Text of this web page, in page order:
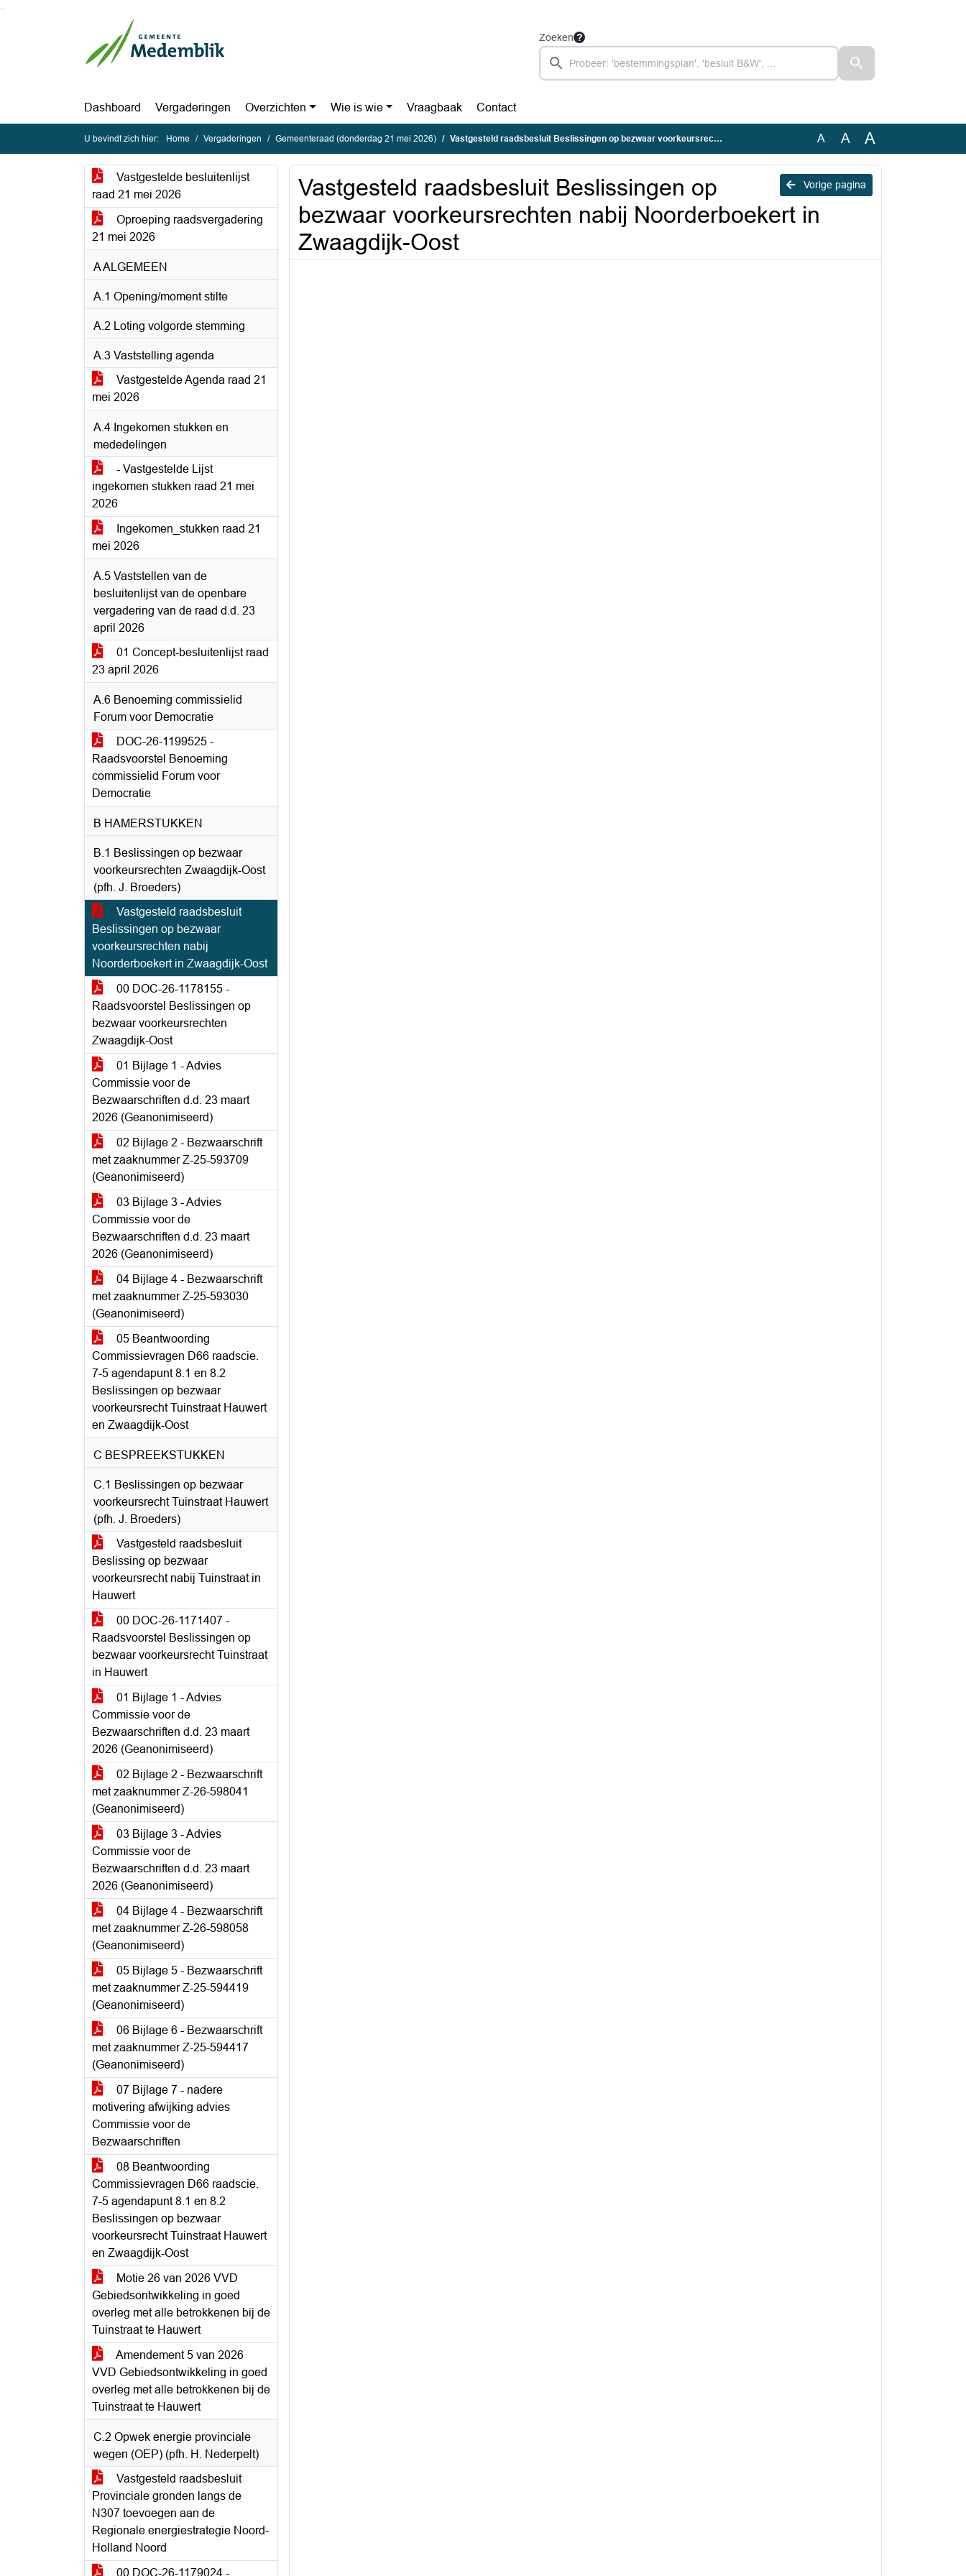
Ga naar de inhoud van deze pagina
Zoeken
Dashboard Vergaderingen Overzichten Wie is wie Vraagbaak Contact
U bevindt zich hier: Home Vergaderingen Gemeenteraad (donderdag 21 mei 2026) Vastgesteld raadsbesluit Beslissingen op bezwaar voorkeursrechten nabij Noorderboekert in Zwaagdijk-Oost A A A
Vastgestelde besluitenlijst
raad 21 mei 2026
Oproeping raadsvergadering
21 mei 2026
A ALGEMEEN
A.1 Opening/moment stilte
A.2 Loting volgorde stemming
A.3 Vaststelling agenda
Vastgestelde Agenda raad 21
mei 2026
A.4 Ingekomen stukken en
mededelingen
- Vastgestelde Lijst
ingekomen stukken raad 21 mei
2026
Ingekomen_stukken raad 21
mei 2026
A.5 Vaststellen van de
besluitenlijst van de openbare
vergadering van de raad d.d. 23
april 2026
01 Concept-besluitenlijst raad
23 april 2026
A.6 Benoeming commissielid
Forum voor Democratie
DOC-26-1199525 -
Raadsvoorstel Benoeming
commissielid Forum voor
Democratie
B HAMERSTUKKEN
B.1 Beslissingen op bezwaar
voorkeursrechten Zwaagdijk-Oost
(pfh. J. Broeders)
Vastgesteld raadsbesluit
Beslissingen op bezwaar
voorkeursrechten nabij
Noorderboekert in Zwaagdijk-Oost
00 DOC-26-1178155 -
Raadsvoorstel Beslissingen op
bezwaar voorkeursrechten
Zwaagdijk-Oost
01 Bijlage 1 - Advies
Commissie voor de
Bezwaarschriften d.d. 23 maart
2026 (Geanonimiseerd)
02 Bijlage 2 - Bezwaarschrift
met zaaknummer Z-25-593709
(Geanonimiseerd)
03 Bijlage 3 - Advies
Commissie voor de
Bezwaarschriften d.d. 23 maart
2026 (Geanonimiseerd)
04 Bijlage 4 - Bezwaarschrift
met zaaknummer Z-25-593030
(Geanonimiseerd)
05 Beantwoording
Commissievragen D66 raadscie.
7-5 agendapunt 8.1 en 8.2
Beslissingen op bezwaar
voorkeursrecht Tuinstraat Hauwert
en Zwaagdijk-Oost
C BESPREEKSTUKKEN
C.1 Beslissingen op bezwaar
voorkeursrecht Tuinstraat Hauwert
(pfh. J. Broeders)
Vastgesteld raadsbesluit
Beslissing op bezwaar
voorkeursrecht nabij Tuinstraat in
Hauwert
00 DOC-26-1171407 -
Raadsvoorstel Beslissingen op
bezwaar voorkeursrecht Tuinstraat
in Hauwert
01 Bijlage 1 - Advies
Commissie voor de
Bezwaarschriften d.d. 23 maart
2026 (Geanonimiseerd)
02 Bijlage 2 - Bezwaarschrift
met zaaknummer Z-26-598041
(Geanonimiseerd)
03 Bijlage 3 - Advies
Commissie voor de
Bezwaarschriften d.d. 23 maart
2026 (Geanonimiseerd)
04 Bijlage 4 - Bezwaarschrift
met zaaknummer Z-26-598058
(Geanonimiseerd)
05 Bijlage 5 - Bezwaarschrift
met zaaknummer Z-25-594419
(Geanonimiseerd)
06 Bijlage 6 - Bezwaarschrift
met zaaknummer Z-25-594417
(Geanonimiseerd)
07 Bijlage 7 - nadere
motivering afwijking advies
Commissie voor de
Bezwaarschriften
08 Beantwoording
Commissievragen D66 raadscie.
7-5 agendapunt 8.1 en 8.2
Beslissingen op bezwaar
voorkeursrecht Tuinstraat Hauwert
en Zwaagdijk-Oost
Motie 26 van 2026 VVD
Gebiedsontwikkeling in goed
overleg met alle betrokkenen bij de
Tuinstraat te Hauwert
Amendement 5 van 2026
VVD Gebiedsontwikkeling in goed
overleg met alle betrokkenen bij de
Tuinstraat te Hauwert
C.2 Opwek energie provinciale
wegen (OEP) (pfh. H. Nederpelt)
Vastgesteld raadsbesluit
Provinciale gronden langs de
N307 toevoegen aan de
Regionale energiestrategie Noord-
Holland Noord
00 DOC-26-1179024 -
Vorige pagina
Vastgesteld raadsbesluit Beslissingen op
bezwaar voorkeursrechten nabij Noorderboekert in
Zwaagdijk-Oost